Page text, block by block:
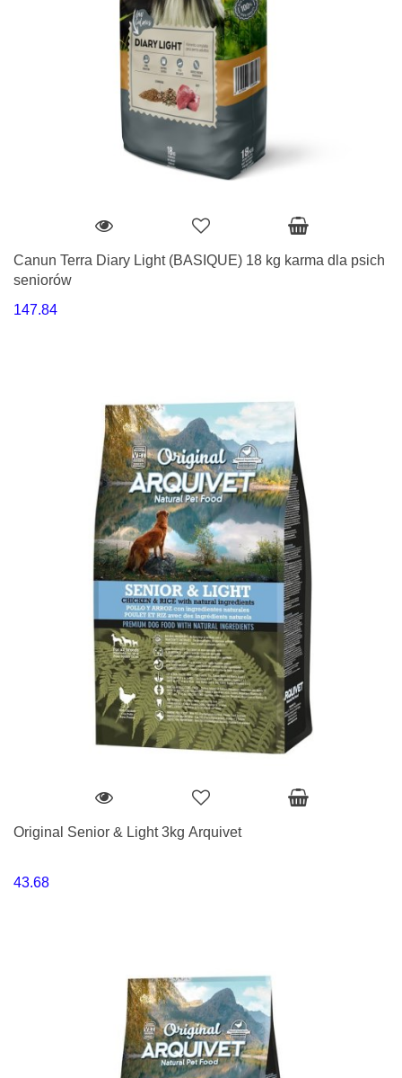
Canun Terra Diary Light (BASIQUE) 18 kg karma dla psich
seniorów
147.84
Original Senior & Light 3kg Arquivet
43.68